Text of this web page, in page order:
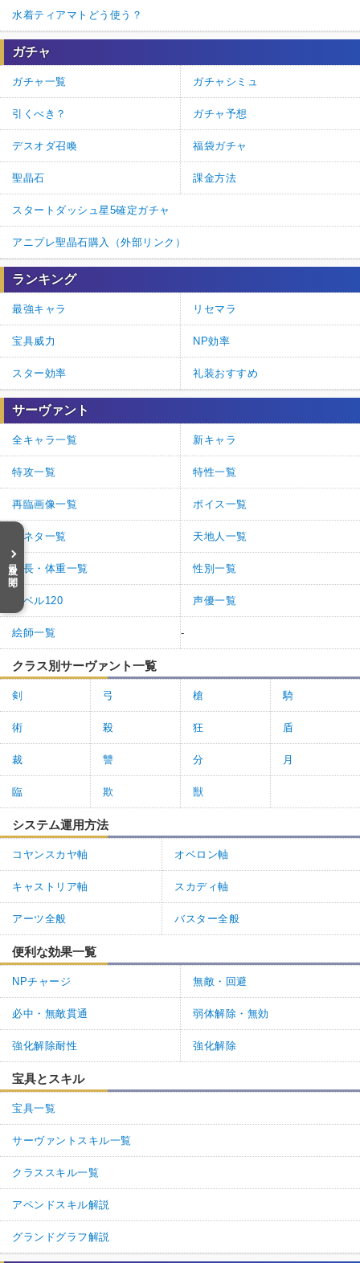
目次を開く
水着ティアマトどう使う？
ガチャ
ガチャ一覧 ガチャシミュ
引くべき？ ガチャ予想
デスオダ召喚 福袋ガチャ
聖晶石 課金方法
スタートダッシュ星5確定ガチャ
アニプレ聖晶石購入（外部リンク）
ランキング
最強キャラ リセマラ
宝具威力 NP効率
スター効率 礼装おすすめ
サーヴァント
全キャラ一覧 新キャラ
特攻一覧 特性一覧
再臨画像一覧 ボイス一覧
元ネタ一覧 天地人一覧
身長・体重一覧 性別一覧
レベル120 声優一覧
絵師一覧 -
クラス別サーヴァント一覧
剣 弓 槍 騎
術 殺 狂 盾
裁 讐 分 月
臨 欺 獣
システム運用方法
コヤンスカヤ軸 オベロン軸
キャストリア軸 スカディ軸
アーツ全般 バスター全般
便利な効果一覧
NPチャージ 無敵・回避
必中・無敵貫通 弱体解除・無効
強化解除耐性 強化解除
宝具とスキル
宝具一覧
サーヴァントスキル一覧
クラススキル一覧
アペンドスキル解説
グランドグラフ解説